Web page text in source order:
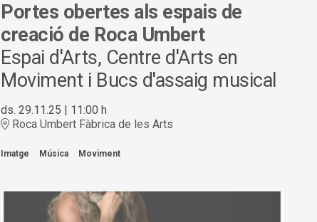
Portes obertes als espais de
creació de Roca Umbert
Espai d'Arts, Centre d'Arts en
Moviment i Bucs d'assaig musical
ds. 29.11.25
11:00 h
Roca Umbert Fàbrica de les Arts
Imatge Música Moviment